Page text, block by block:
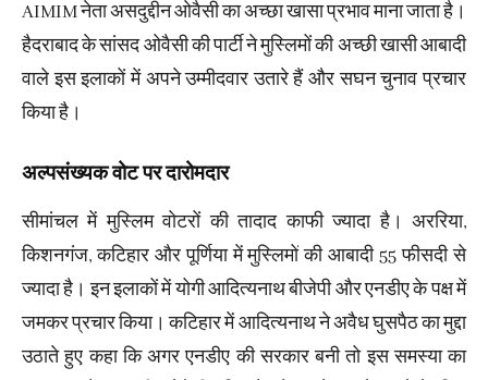
AIMIM नेता असदुद्दीन ओवैसी का अच्छा खासा प्रभाव माना जाता है।
हैदराबाद के सांसद ओवैसी की पार्टी ने मुस्लिमों की अच्छी खासी आबादी
वाले इस इलाकों में अपने उम्मीदवार उतारे हैं और सघन चुनाव प्रचार
किया है।
अल्पसंख्यक वोट पर दारोमदार
सीमांचल में मुस्लिम वोटरों की तादाद काफी ज्यादा है। अररिया,
किशनगंज, कटिहार और पूर्णिया में मुस्लिमों की आबादी 55 फीसदी से
ज्यादा है। इन इलाकों में योगी आदित्यनाथ बीजेपी और एनडीए के पक्ष में
जमकर प्रचार किया। कटिहार में आदित्यनाथ ने अवैध घुसपैठ का मुद्दा
उठाते हुए कहा कि अगर एनडीए की सरकार बनी तो इस समस्या का